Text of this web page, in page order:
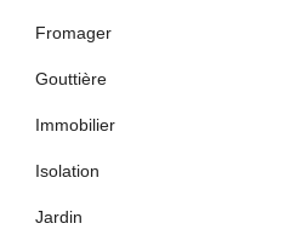
Fromager
Gouttière
Immobilier
Isolation
Jardin